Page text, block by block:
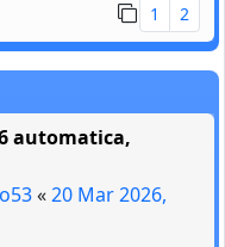
1 2
automatica,
«20 Mar 2026,